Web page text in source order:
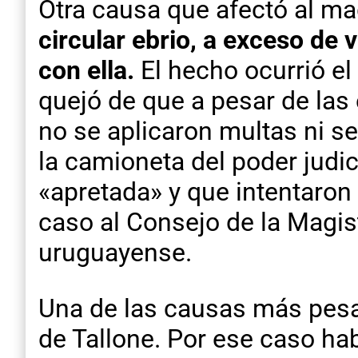
Otra causa que afectó al
circular ebrio, a exceso de
con ella. El hecho ocurrió
quejó de que a pesar de
no se aplicaron multas ni
la camioneta del poder
«apretada» y que
caso al Consejo de la
uruguayense.
Una de las causas más
de Tallone. Por ese caso